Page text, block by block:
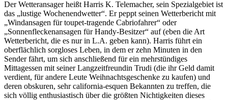
Der Wetteransager heißt Harris K. Telemacher, sein Spezialgebiet ist
das „lustige Wochenendwetter“. Er peppt seinen Wetterbericht mit
„Windansagen für toupet-tragende Cabriofahrer“ oder
„Sonnenfleckenansagen für Handy-Besitzer“ auf (eben die Art
Wetterbericht, die es nur in L.A. geben kann). Harris führt ein
oberflächlich sorgloses Leben, in dem er zehn Minuten in den
Sender fährt, um sich anschließend für ein mehrstündiges
Mittagessen mit seiner Langzeitfreundin Trudi (die ihr Geld damit
verdient, für andere Leute Weihnachtsgeschenke zu kaufen) und
deren obskuren, sehr california-esquen Bekannten zu treffen, die
sich völlig enthusiastisch über die größten Nichtigkeiten dieses